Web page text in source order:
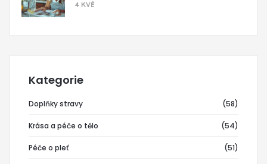
4 KVĚ
Kategorie
Doplňky stravy (58)
Krása a péče o tělo (54)
Péče o pleť (51)